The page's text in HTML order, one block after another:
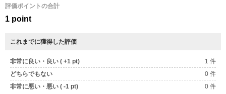
評価ポイントの合計
1 point
これまでに獲得した評価
非常に良い・良い ( +1 pt)
1 件
どちらでもない
0 件
非常に悪い・悪い ( -1 pt)
0 件